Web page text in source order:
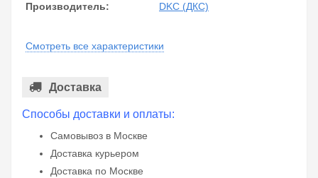
Производитель: DKC (ДКС)
Смотреть все характеристики
Доставка
Способы доставки и оплаты:
Самовывоз в Москве
Доставка курьером
Доставка по Москве